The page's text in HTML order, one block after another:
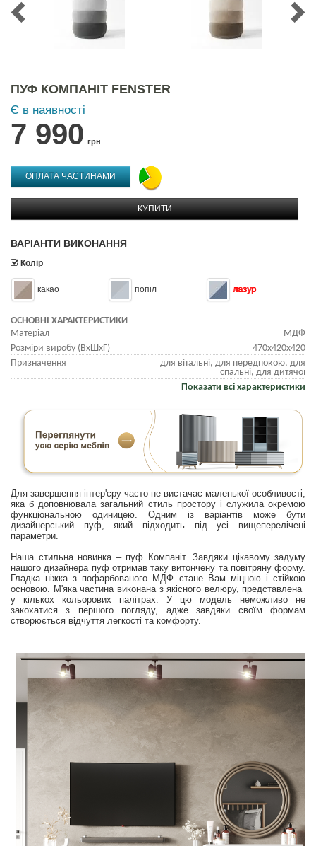
ПУФ КОМПАНІТ FENSTER
Є в наявності
7 990 грн
ОПЛАТА ЧАСТИНАМИ
КУПИТИ
ВАРІАНТИ ВИКОНАННЯ
Колір
какао попіл лазур
ОСНОВНІ ХАРАКТЕРИСТИКИ
Матеріал
МДФ
Розміри виробу (ВхШхГ)
470x420x420
Призначення
для вітальні, для передпокою, для
спальні, для дитячої
Показати всі характеристики
Для завершення інтер'єру часто не вистачає маленької особливості,
яка б доповнювала загальний стиль простору і служила окремою
функціональною одиницею. Одним із варіантів може бути
дизайнерський пуф, який підходить під усі вищеперелічені
параметри.
Наша стильна новинка – пуф Компаніт. Завдяки цікавому задуму
нашого дизайнера пуф отримав таку витончену та повітряну форму.
Гладка ніжка з пофарбованого МДФ стане Вам міцною і стійкою
основою. М'яка частина виконана з якісного велюру, представлена ​​
у кількох кольорових палітрах. У цю модель неможливо не
закохатися з першого погляду, адже завдяки своїм формам
створюється відчуття легкості та комфорту.